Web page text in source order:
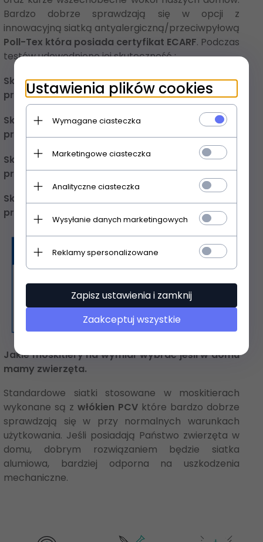
Bardzo dobrze sprawdzają się w opcji z
innowacyjną siatką antyalergiczną/przeciwpyłową
Poll-Tex która posiada certyfikat ECARF. Podczas
testów udowodniono jej skuteczność :
Skuteczność ochronna wyniosła więc 100% w
przypadku pyłku traw,
Skuteczność ochronna wyniosła więc 99,71% w
przypadku pyłku brzozy,
Skuteczność ochronna wyniosła więc 93,1% w
przypadku pyłku pokrzywy,
Skuteczność ochronna wyniosła więc 90,9% w
przypadku pyłku ambrozji.
Jakie moskitiery na wymiar wybrać jeśli w domu
mamy zwierzęta.
Standardowe siatki stosowane w moskitierach
wykonane są z włókien PCV które bardzo dobrze
sprawdzają się w przy normalnych warunkach
użytkowania. Jeśli posiadają Państwo zwierzęta w
domu, dobrym rozwiązaniem będzie siatka
alumiowa, bardziej odporna na uszkodzenia
mechaniczne.
Ustawienia plików cookies
Wymagane ciasteczka
Marketingowe ciasteczka
Analityczne ciasteczka
Wysyłanie danych marketingowych
Reklamy spersonalizowane
Zapisz ustawienia i zamknij
Zaakceptuj wszystkie